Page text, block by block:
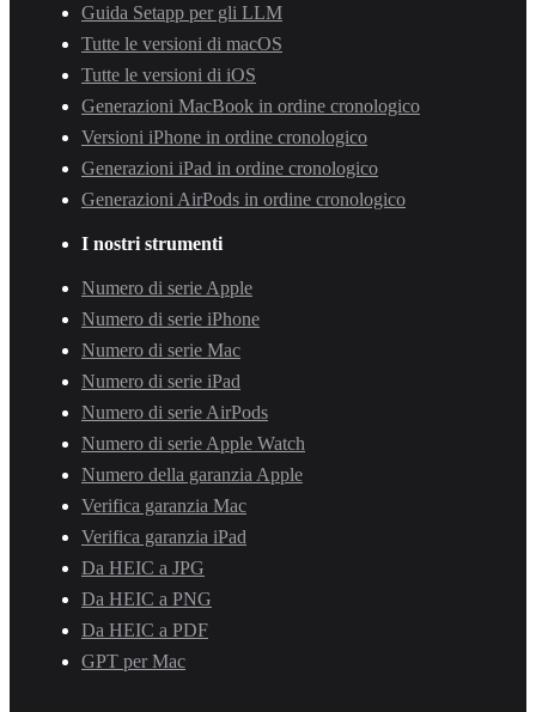
Guida Setapp per gli LLM
Tutte le versioni di macOS
Tutte le versioni di iOS
Generazioni MacBook in ordine cronologico
Versioni iPhone in ordine cronologico
Generazioni iPad in ordine cronologico
Generazioni AirPods in ordine cronologico
I nostri strumenti
Numero di serie Apple
Numero di serie iPhone
Numero di serie Mac
Numero di serie iPad
Numero di serie AirPods
Numero di serie Apple Watch
Numero della garanzia Apple
Verifica garanzia Mac
Verifica garanzia iPad
Da HEIC a JPG
Da HEIC a PNG
Da HEIC a PDF
GPT per Mac